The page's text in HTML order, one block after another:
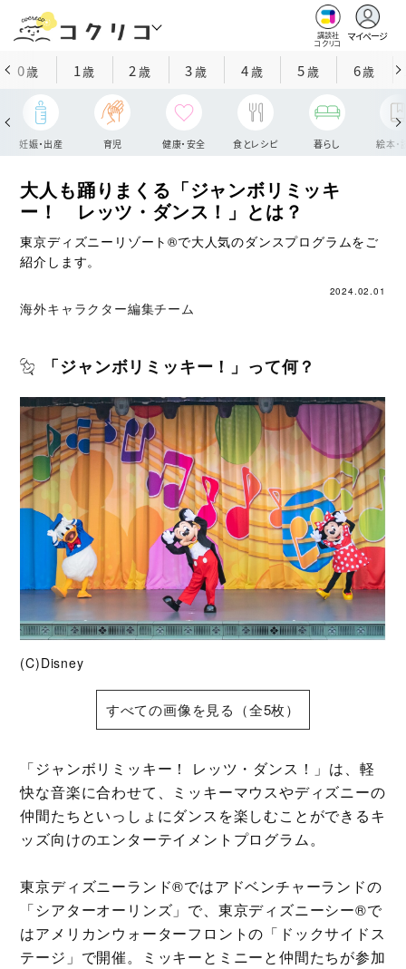
講談社
コクリコ
マイページ
0歳 1歳 2 歳 3歳 4歳 5歳 6歳
妊娠・出産 育児 健康・安全 食とレシピ 暮らし 絵本・
大人も踊りまくる「ジャンボリミッキ
ー！ レッツ・ダンス！」とは？
東京ディズニーリゾート®で大人気のダンスプログラムをご
紹介します。
2024.02.01
海外キャラクター編集チーム
「ジャンボリミッキー！」って何？
(C)Disney
すべての画像を見る（全5枚）
「ジャンボリミッキー！ レッツ・ダンス！」は、軽
快な音楽に合わせて、ミッキーマウスやディズニーの
仲間たちといっしょにダンスを楽しむことができるキ
ッズ向けのエンターテイメントプログラム。
東京ディズニーランド®ではアドベンチャーランドの
「シアターオーリンズ」で、東京ディズニーシー®で
はアメリカンウォーターフロントの「ドックサイドス
テージ」で開催。ミッキーとミニーと仲間たちが参加